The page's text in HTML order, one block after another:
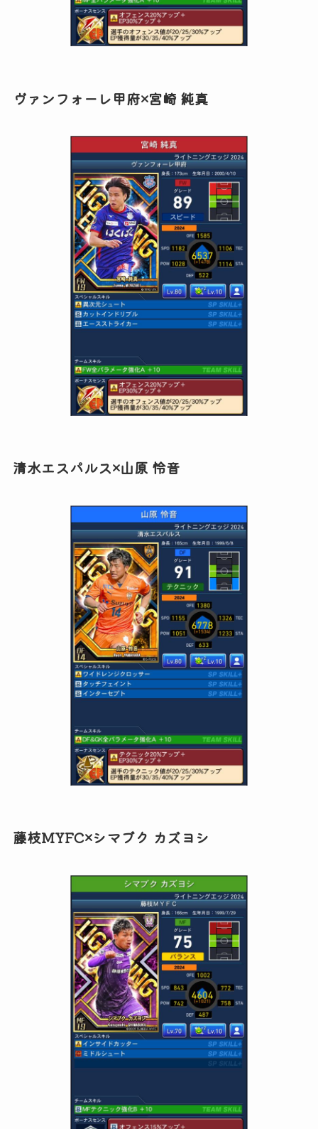
ヴァンフォーレ甲府×宮崎 純真
清水エスパルス×山原 怜音
藤枝MYFC×シマブク カズヨシ